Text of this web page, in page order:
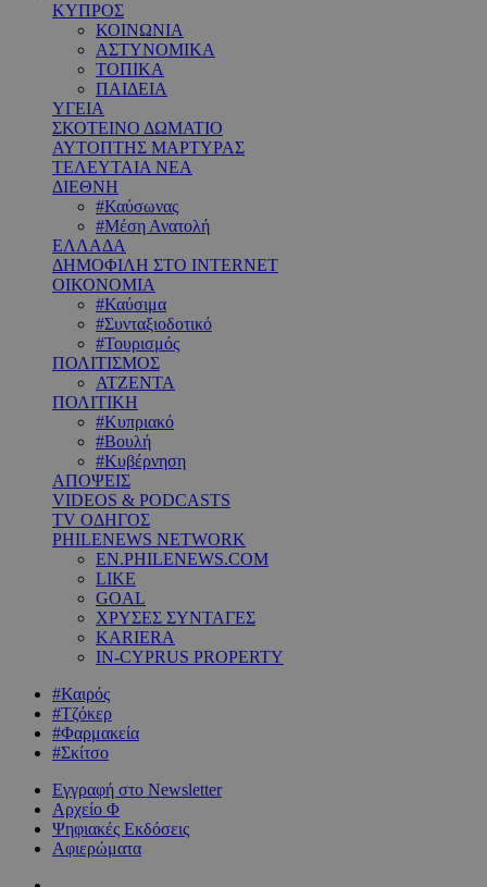
ΚΥΠΡΟΣ
ΚΟΙΝΩΝΙΑ
ΑΣΤΥΝΟΜΙΚΑ
ΤΟΠΙΚΑ
ΠΑΙΔΕΙΑ
ΥΓΕΙΑ
ΣΚΟΤΕΙΝΟ ΔΩΜΑΤΙΟ
ΑΥΤΟΠΤΗΣ ΜΑΡΤΥΡΑΣ
ΤΕΛΕΥΤΑΙΑ ΝΕΑ
ΔΙΕΘΝΗ
#Καύσωνας
#Μέση Ανατολή
ΕΛΛΑΔΑ
ΔΗΜΟΦΙΛΗ ΣΤΟ INTERNET
ΟΙΚΟΝΟΜΙΑ
#Καύσιμα
#Συνταξιοδοτικό
#Τουρισμός
ΠΟΛΙΤΙΣΜΟΣ
ΑΤΖΕΝΤΑ
ΠΟΛΙΤΙΚΗ
#Κυπριακό
#Βουλή
#Κυβέρνηση
ΑΠΟΨΕΙΣ
VIDEOS & PODCASTS
TV ΟΔΗΓΟΣ
PHILENEWS NETWORK
EN.PHILENEWS.COM
LIKE
GOAL
ΧΡΥΣΕΣ ΣΥΝΤΑΓΕΣ
KARIERA
IN-CYPRUS PROPERTY
#Καιρός
#Τζόκερ
#Φαρμακεία
#Σκίτσο
Εγγραφή στο Newsletter
Αρχείο Φ
Ψηφιακές Εκδόσεις
Αφιερώματα